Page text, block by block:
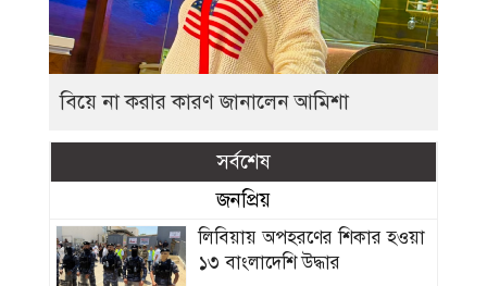
বিয়ে না করার কারণ জানালেন আমিশা
সর্বশেষ
জনপ্রিয়
লিবিয়ায় অপহরণের শিকার হওয়া
১৩ বাংলাদেশি উদ্ধার